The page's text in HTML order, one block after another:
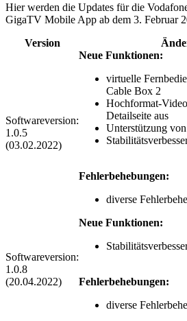
Hier werden die Updates für die
GigaTV Mobile App ab dem 3. Februar
Version
Softwareversion:
1.0.5
(03.02.2022)
Neue Funktionen:
virtuelle
Cable Box 2
Hochformat-
Detailseite aus
Unterstützung
Fehlerbehebungen:
diverse
Softwareversion:
1.0.8
(20.04.2022)
Neue Funktionen:
Fehlerbehebungen:
diverse